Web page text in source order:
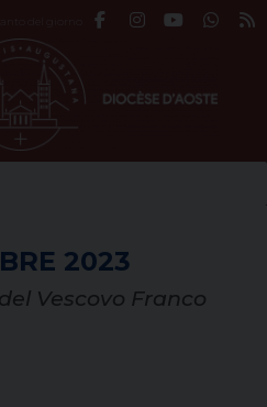
2023
Vescovo Franco